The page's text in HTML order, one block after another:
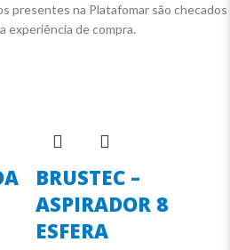
presentes na Platafomar são checados
experiência de compra.
BRUSTEC –
ASPIRADOR 8
ESFERA